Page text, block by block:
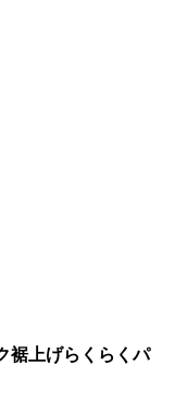
裾上げらくらくパ